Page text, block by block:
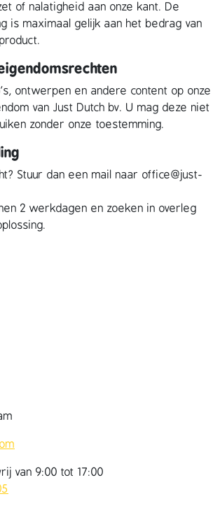
of nalatigheid aan onze kant. De
is maximaal gelijk aan het bedrag van
ontwerpen en andere content op onze
van Just Dutch bv. U mag deze niet
zonder onze toestemming.
Stuur dan een mail naar office@just-
2 werkdagen en zoeken in overleg
van 9:00 tot 17:00